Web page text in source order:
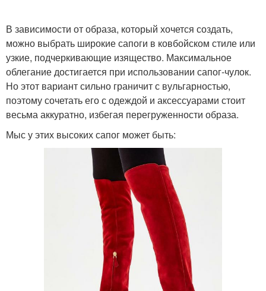
В зависимости от образа, который хочется создать,
можно выбрать широкие сапоги в ковбойском стиле или
узкие, подчеркивающие изящество. Максимальное
облегание достигается при использовании сапог-чулок.
Но этот вариант сильно граничит с вульгарностью,
поэтому сочетать его с одеждой и аксессуарами стоит
весьма аккуратно, избегая перегруженности образа.
Мыс у этих высоких сапог может быть: